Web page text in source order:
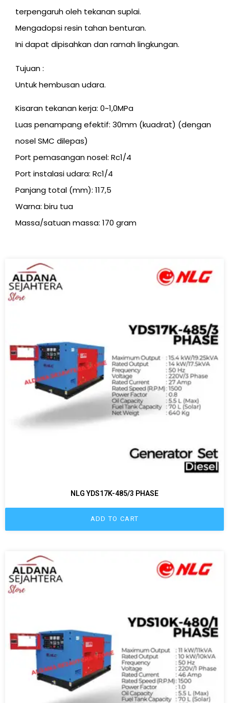
terpengaruh oleh tekanan suplai.
Mengadopsi resin tahan benturan.
Ini dapat dipisahkan dan ramah lingkungan.
Tujuan :
Untuk hembusan udara.
Kisaran tekanan kerja: 0~1,0MPa
Luas penampang efektif: 30mm (kuadrat) (dengan
nosel SMC dilepas)
Port pemasangan nosel: Rc1/4
Port instalasi udara: Rc1/4
Panjang total (mm): 117,5
Warna: biru tua
Massa/satuan massa: 170 gram
NLG YDS17K-485/3 PHASE
ADD TO CART